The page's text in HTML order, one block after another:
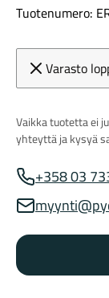
Gravel-
Tuotenumero:
Varasto
Vaikka tuotetta ei
yhteyttä ja kysyä
Myynnin
+358 03
Myynnin